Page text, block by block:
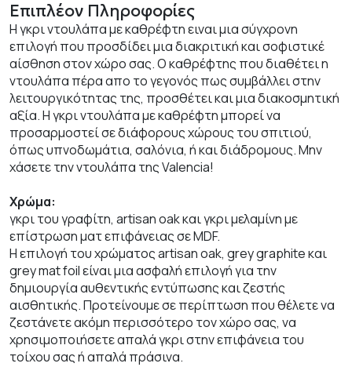
Επιπλέον Πληροφορίες
Η γκρι ντουλάπα με καθρέφτη ειναι μια σύγχρονη
επιλογή που προσδίδει μια διακριτική και σοφιστικέ
αίσθηση στον χώρο σας. Ο καθρέφτης που διαθέτει η
ντουλάπα πέρα απο το γεγονός πως συμβάλλει στην
λειτουργικότητας της, προσθέτει και μια διακοσμητική
αξία. Η γκρι ντουλάπα με καθρέφτη μπορεί να
προσαρμοστεί σε διάφορους χώρους του σπιτιού,
όπως υπνοδωμάτια, σαλόνια, ή και διάδρομους. Μην
χάσετε την ντουλάπα της Valencia!
Χρώμα:
γκρι του γραφίτη, artisan oak και γκρι μελαμίνη με
επίστρωση ματ επιφάνειας σε MDF.
Η επιλογή του χρώματος artisan oak, grey graphite και
grey mat foil είναι μια ασφαλή επιλογή για την
δημιουργία αυθεντικής εντύπωσης και ζεστής
αισθητικής. Προτείνουμε σε περίπτωση που θέλετε να
ζεστάνετε ακόμη περισσότερο τον χώρο σας, να
χρησιμοποιήσετε απαλά γκρι στην επιφάνεια του
τοίχου σας ή απαλά πράσινα.